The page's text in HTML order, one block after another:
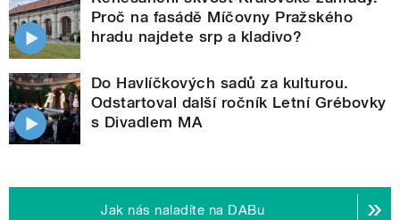
Proč na fasádě Míčovny Pražského
hradu najdete srp a kladivo?
Do Havlíčkových sadů za kulturou.
Odstartoval další ročník Letní Grébovky
s Divadlem MA
Jak nás naladíte na DABu